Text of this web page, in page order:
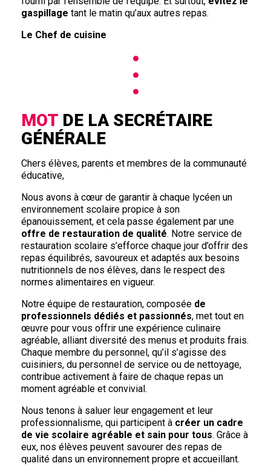
gaspillage tant le matin qu’aux autres repas.
Le Chef de cuisine
MOT DE LA SECRÉTAIRE
GÉNÉRALE
Chers élèves, parents et membres de la communauté
éducative,
Nous avons à cœur de garantir à chaque lycéen un
environnement scolaire propice à son
épanouissement, et cela passe également par une
offre de restauration de qualité. Notre service de
restauration scolaire s’efforce chaque jour d’offrir des
repas équilibrés, savoureux et adaptés aux besoins
nutritionnels de nos élèves, dans le respect des
normes alimentaires en vigueur.
Notre équipe de restauration, composée de
professionnels dédiés et passionnés, met tout en
œuvre pour vous offrir une expérience culinaire
agréable, alliant diversité des menus et produits frais.
Chaque membre du personnel, qu’il s’agisse des
cuisiniers, du personnel de service ou de nettoyage,
contribue activement à faire de chaque repas un
moment agréable et convivial.
Nous tenons à saluer leur engagement et leur
professionnalisme, qui participent à créer un cadre
de vie scolaire agréable et sain pour tous. Grâce à
eux, nos élèves peuvent savourer des repas de
qualité dans un environnement propre et accueillant.